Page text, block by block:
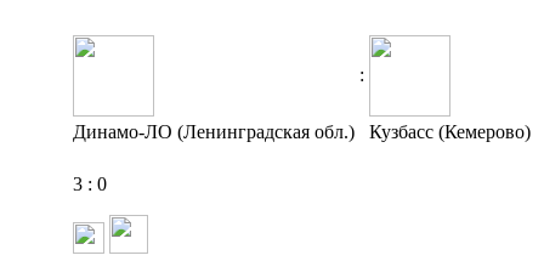
:
Динамо-ЛО (Ленинградская обл.) Кузбасс (Кемерово)
3 : 0